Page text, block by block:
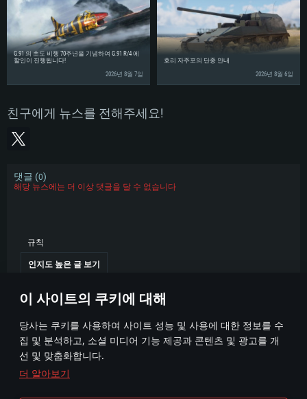
이 사이트의 쿠키에 대해
당사는 쿠키를 사용하여 사이트 성능 및 사용에 대한 정보를 수
집 및 분석하고, 소셜 미디어 기능 제공과 콘텐츠 및 광고를 개
선 및 맞춤화합니다.
더 알아보기
여유 저장 공간: 62.2 GB (전체 클라이언트)
G.91 의 초도 비행 70주년을 기념하여 G.91 R/4 에
할인이 진행됩니다!
2026년 8월 7일
호리 자주포의 단종 안내
2026년 8월 6일
친구에게 뉴스를 전해주세요!
댓글 (0)
해당 뉴스에는 더 이상 댓글을 달 수 없습니다
규칙
인지도 높은 글 보기
이용 약관 쿠키 설정